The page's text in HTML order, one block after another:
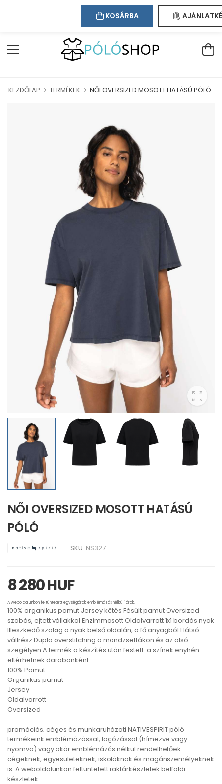
ÜDVÖZÖLJÜK WEBÁRUHÁZUNKBAN!
Kapcsolat Regisztráció
KEZDŐLAP TERMÉKEK NŐI OVERSIZED MOSOTT HATÁSÚ PÓLÓ
NŐI OVERSIZED MOSOTT HATÁSÚ
PÓLÓ
SKU: NS327
8 280 HUF
A weboldalunkon feltüntetett egységárak emblémázás nélküli árak.
100% organikus pamut Jersey kötés Fésült pamut Oversized
szabás, ejtett vállakkal Enzimmosott Oldalvarrott 1x1 bordás nyak
Illeszkedő szalag a nyak belső oldalán, a fő anyagból Hátsó
vállrész Dupla overstitching a mandzsettákon és az alsó
szegélyen A termék a készítés után festett: a színek enyhén
eltérhetnek darabonként
100% Pamut
Organikus pamut
Jersey
Oldalvarrott
Oversized
promóciós, céges és munkaruházati NATIVESPIRIT póló
termékeink emblémázással, logózással (hímezve vagy
nyomva) vagy akár emblémázás nélkül rendelhetőek
cégeknek, egyesületeknek, iskoláknak és magánszemélyeknek
is. A weboldalunkon feltüntetett raktárkészletek belföldi
készletek.
KOSÁRBA